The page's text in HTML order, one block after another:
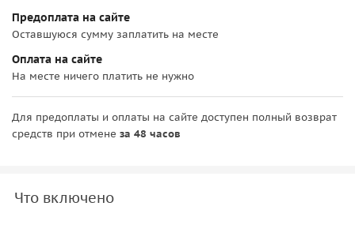
Предоплата на сайте
Оставшуюся сумму заплатить на месте
Оплата на сайте
На месте ничего платить не нужно
Для предоплаты и оплаты на сайте доступен полный возврат
средств при отмене за 48 часов
Что включено